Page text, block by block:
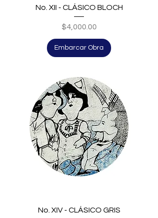
No. XII - CLÁSICO BLOCH
Price
$4,000.00
Embarcar Obra
No. XIV - CLÁSICO GRIS